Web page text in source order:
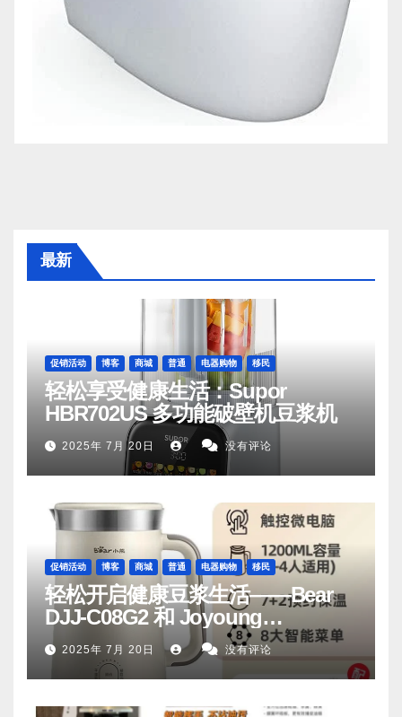
最新
促销活动 博客 商城 普通 电器购物 移民
轻松享受健康生活：Supor
HBR702US 多功能破壁机豆浆机
2025年 7月 20日 没有评论
促销活动 博客 商城 普通 电器购物 移民
轻松开启健康豆浆生活——Bear
DJJ‑C08G2 和 Joyoung
DJ06M‑D53，你值得拥有
2025年 7月 20日 没有评论